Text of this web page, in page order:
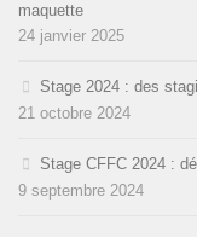
maquette
24 janvier 2025
Stage 2024 : des
21 octobre 2024
Stage CFFC 2024 :
9 septembre 2024